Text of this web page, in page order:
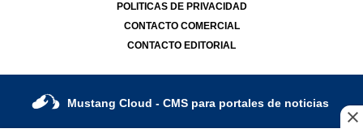
POLITICAS DE PRIVACIDAD
CONTACTO COMERCIAL
CONTACTO EDITORIAL
Mustang Cloud - CMS para portales de noticias